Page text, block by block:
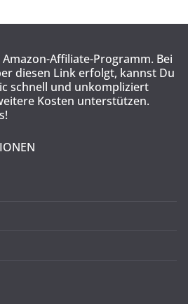
Affiliate-Programm. Bei
diesen Link erfolgt, kannst Du
schnell und unkompliziert
Kosten unterstützen.